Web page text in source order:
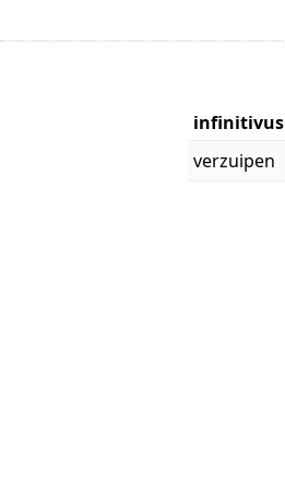
infinitivus
verzuipen